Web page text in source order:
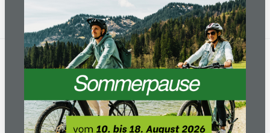
Fahrradhelm PANOMA 2.0
Gr. 52-57 cm Kopfumfang -
true blue-pink gloss